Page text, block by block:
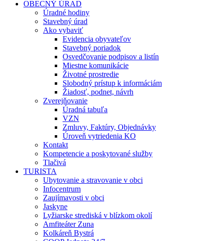
OBECNÝ ÚRAD
Úradné hodiny
Stavebný úrad
Ako vybaviť
Evidencia obyvateľov
Stavebný poriadok
Osvedčovanie podpisov a listín
Miestne komunikácie
Životné prostredie
Slobodný prístup k informáciám
Žiadosť, podnet, návrh
Zverejňovanie
Úradná tabuľa
VZN
Zmluvy, Faktúry, Objednávky
Úroveň vytriedenia KO
Kontakt
Kompetencie a poskytované služby
Tlačivá
TURISTA
Ubytovanie a stravovanie v obci
Infocentrum
Zaujímavosti v obci
Jaskyne
Lyžiarske strediská v blízkom okolí
Amfiteáter Zuna
Kolkáreň Bystrá